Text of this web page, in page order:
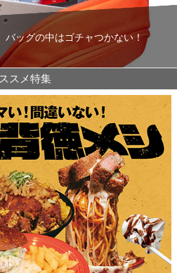
バッグの中はゴチャつかない！
スメ特集